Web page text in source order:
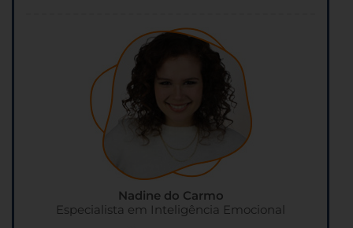
Nadine do Carmo
Especialista em Inteligência Emocional